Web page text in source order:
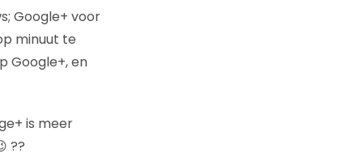
Google+ voor
minuut te
Google+, en
is meer
??